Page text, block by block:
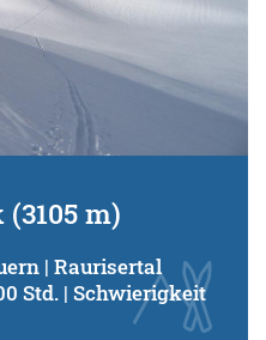
m)
| Raurisertal
Std. | Schwierigkeit